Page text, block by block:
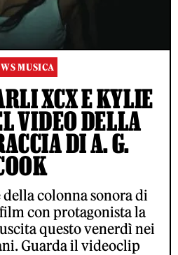
MUSICA
XCX E KYLIE
VIDEO DELLA
DI A. G.
colonna sonora di
con protagonista la
questo venerdì nei
Guarda il videoclip